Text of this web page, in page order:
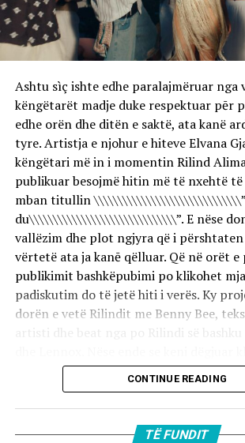
ngjyrë argjendi.
Krijimi ishte zbukuruar me hollësi
vezulluese që zgjateshin pothuajse deri
materialin transparent dalloheshin
së cilave përshtatej në mënyrë të
lëkurës së saj.
Një zgjedhje e guximshme, joshëse dhe
elegante.
Paraqitjen e kompletoi me sandale dhe
përzgjedhura me kujdes, ndërsa flokët i
lëshuar lirshëm mbi supe. Balluket i
një hijeshi të veçantë dhe më rinore.
Një estetikë që nuk njeh afat skadimi –
ishte ndryshe kur bëhet fjalë për Nicole
në rivierën italiane, aktorja po i
ritmit dhe shkëlqimit të Hollywoodit.
Ashtu sìç ishte edhe paralajmëruar nga
këngëtarët madje duke respektuar pēr
edhe orën dhe ditën e saktë, ata kanë
tyre. Artistja e njohur e hiteve Elvana
këngëtari më in i momentin Rilind
publikuar besojmë hitin më të nxehtë të
mban titullin \\\\\\\\\\\\\\\\\\\\\\\\\\\\\\\”
du\\\\\\\\\\\\\\\\\\\\\\\\\\\\\\\”. E nëse
vallëzim dhe plot ngjyra që i përshtaten
vërtetë ata ja kanē qëlluar. Që në orët e
publikimit bashkëpubimi po klikohet
padiskutim do të jetë hiti i verës. Ky
dorën e vetë Rilindit me Benny Bee,
më poshtë dhe siç quhet dhe kënga
\\\\\\\\\\\\\\\\\\\\\\\\\\\\\\\” Po
du\\\\\\\\\\\\\\\\\\\\\\\\\\\\\\\” ju do do
ta shihni çdo moment këtë super
CONTINUE READING
TË FUNDIT